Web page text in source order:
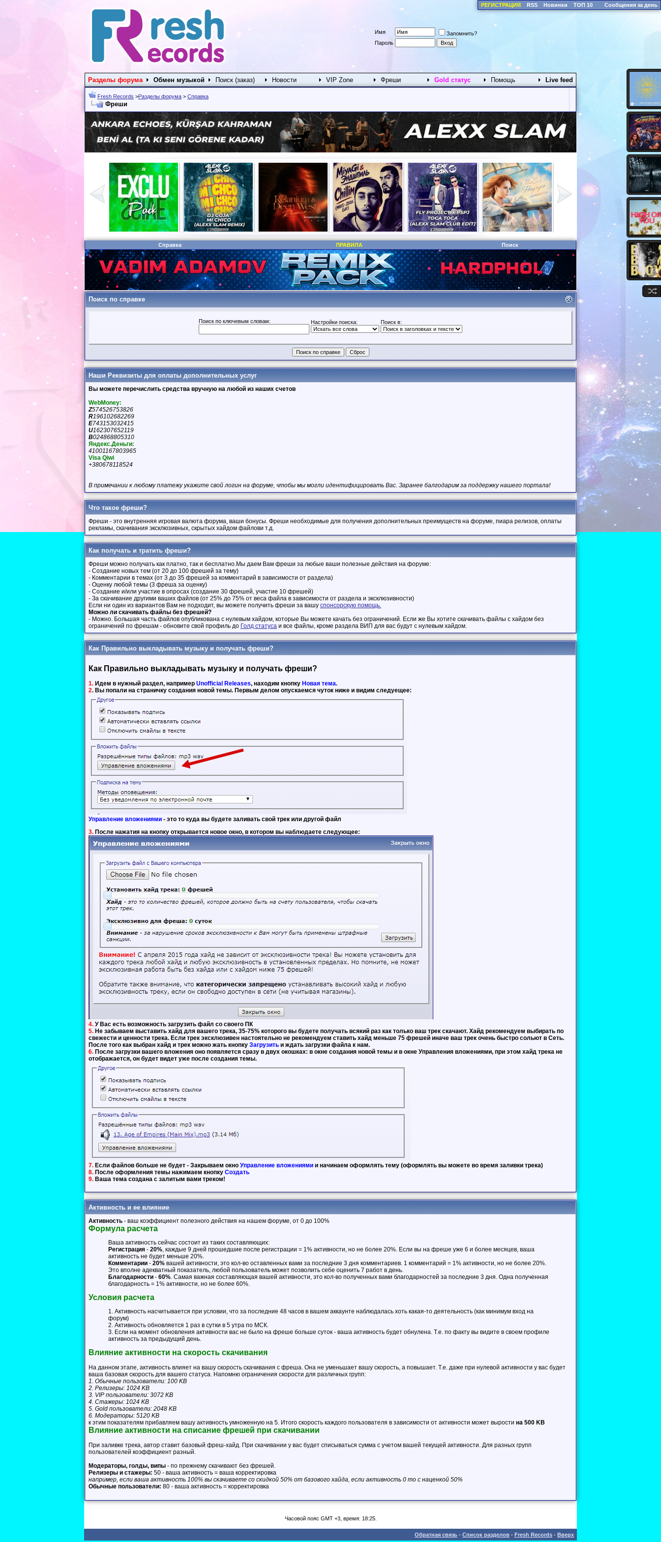
РЕГИСТРАЦИЯ RSS Новинки ТОП 10 Сообщения за день
Имя
Запомнить?
Пароль
Разделы форума Обмен музыкой Поиск (заказ) Новости VIP Zone Фреши Gold статус Помощь Live feed
Fresh Records >Разделы форума > Справка
Фреши
Справка ПРАВИЛА Поиск
Поиск по справке
Поиск по ключевым словам: Настройки поиска: Поиск в:
Наши Реквизиты для оплаты дополнительных услуг
Вы можете перечислить средства вручную на любой из наших счетов
WebMoney:
Z574526753826
R196102682269
E743153032415
U162307652119
B024868805310
Яндекс.Деньги:
41001167803965
Visa Qiwi
+380678118524
В примечании к любому платежу укажите свой логин на форуме, чтобы мы могли идентифицировать Вас. Заранее балгодарим за поддержку нашего портала!
Что такое фреши?
Фреши - это внутренняя игровая валюта форума, ваши бонусы. Фреши необходимые для получения дополнительных преимуществ на форуме, пиара релизов, оплаты
рекламы, скачивания эксклюзивных, скрытых хайдом файлови т.д.
Как получать и тратить фреши?
Фреши можно получать как платно, так и бесплатно.Мы даем Вам фреши за любые ваши полезные действия на форуме:
- Создание новых тем (от 20 до 100 фрешей за тему)
- Комментарии в темах (от 3 до 35 фрешей за комментарий в зависимости от раздела)
- Оценку любой темы (3 фреша за оценку)
- Создание и/или участие в опросах (создание 30 фрешей, участие 10 фрешей)
- За скачивание другими ваших файлов (от 25% до 75% от веса файла в зависимости от раздела и эксклюзивности)
Если ни один из вариантов Вам не подходит, вы можете получить фреши за вашу спонсорскую помощь.
Можно ли скачивать файлы без фрешей?
- Можно. Большая часть файлов опубликована с нулевым хайдом, которые Вы можете качать без ограничений. Если же Вы хотите скачивать файлы с хайдом без
ограничений по фрешам - обновите свой профиль до Голд статуса и все файлы, кроме раздела ВИП для вас будут с нулевым хайдом.
Как Правильно выкладывать музыку и получать фреши?
Как Правильно выкладывать музыку и получать фреши?
1. Идем в нужный раздел, например Unofficial Releases, находим кнопку Новая тема.
2. Вы попали на страничку создания новой темы. Первым делом опускаемся чуток ниже и видим следуещее:
Управление вложениями - это то куда вы будете заливать свой трек или другой файл
3. После нажатия на кнопку открывается новое окно, в котором вы наблюдаете следующее:
4. У Вас есть возможность загрузить файл со своего ПК
5. Не забываем выставить хайд для вашего трека, 35-75% которого вы будете получать всякий раз как только ваш трек скачают. Хайд рекомендуем выбирать по
свежести и ценности трека. Если трек эксклюзивен настоятельно не рекомендуем ставить хайд меньше 75 фрешей иначе ваш трек очень быстро сольют в Сеть.
После того как выбран хайд и трек можно жать кнопку Загрузить и ждать загрузки файла к нам.
6. После загрузки вашего вложения оно появляется сразу в двух окошках: в окне создания новой темы и в окне Управления вложениями, при этом хайд трека не
отображается, он будет видет уже после создания темы.
7. Если файлов больше не будет - Закрываем окно Управление вложениями и начинаем оформлять тему (оформлять вы можете во время заливки трека)
8. После оформления темы нажимаем кнопку Создать
9. Ваша тема создана с залитым вами треком!
Активность и ее влияние
Активность - ваш коэффициент полезного действия на нашем форуме, от 0 до 100%
Формула расчета
Ваша активность сейчас состоит из таких составляющих:
Регистрация - 20% , каждые 9 дней прошедшие после регистрации = 1% активности, но не более 20%. Если вы на фреше уже 6 и более месяцев, ваша
активность не будет меньше 20%.
Комментарии - 20% вашей активности, это кол-во оставленных вами за последние 3 дня комментариев. 1 комментарий = 1% активности, но не более 20%.
Это вполне адекватный показатель, любой пользователь может позволить себе оценить 7 работ в день.
Благодарности - 60% . Самая важная составляющая вашей активности, это кол-во полученных вами благодарностей за последние 3 дня. Одна полученная
благодарность = 1% активности, но не более 60%.
Условия расчета
1. Активность насчитывается при условии, что за последние 48 часов в вашем аккаунте наблюдалась хоть какая-то деятельность (как минимум вход на
форум)
2. Активность обновляется 1 раз в сутки в 5 утра по МСК.
3. Если на момент обновления активности вас не было на фреше больше суток - ваша активность будет обнулена. Т.е. по факту вы видите в своем профиле
активность за предыдущий день.
Влияние активности на скорость скачивания
На данном этапе, активность влияет на вашу скорость скачивания с фреша. Она не уменьшает вашу скорость, а повышает. Т.е. даже при нулевой активности у вас будет
ваша базовая скорость для вашего статуса. Напомню ограничения скорости для различных групп:
1. Обычные пользователи: 100 KB
2. Релизеры: 1024 KB
3. VIP пользователи: 3072 KB
4. Стажеры: 1024 KB
5. Gold пользователи: 2048 KB
6. Модераторы: 5120 KB
к этим показателям прибавляем вашу активность умноженную на 5. Итого скорость каждого пользователя в зависимости от активности может вырости на 500 KB
Влияние активности на списание фрешей при скачивании
При заливке трека, автор ставит базовый фреш-хайд. При скачивании у вас будет списываться сумма с учетом вашей текущей активности. Для разных групп
пользователей коэффициент разный.
Модераторы, голды, випы - по прежнему скачивают без фрешей.
Релизеры и стажеры: 50 - ваша активность = ваша корректировка
например, если ваша активность 100% вы скачиваете со скидкой 50% от базового хайда, если активность 0 то с наценкой 50%
Обычные пользователи: 80 - ваша активность = корректировка
Часовой пояс GMT +3, время: 18:25.
Обратная связь - Список разделов - Fresh Records - Вверх